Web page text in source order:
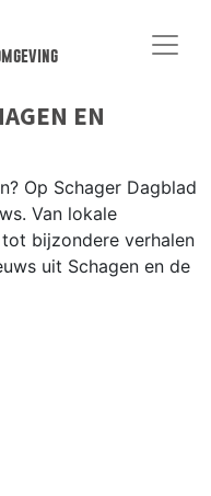
EN
Op Schager Dagblad
Van lokale
bijzondere verhalen
uit Schagen en de